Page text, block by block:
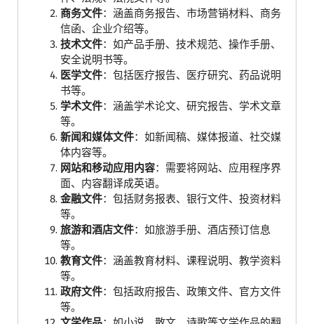
商务文件：涵盖商务报告、市场营销材料、商务
信函、企业介绍等。
技术文件：如产品手册、技术规范、操作手册、
安全说明书等。
医学文件：包括医疗报告、医疗研究、药品说明
书等。
学术文件：涵盖学术论文、研究报告、学术文章
等。
新闻和媒体文件：如新闻稿、媒体报道、社交媒
体内容等。
网站和移动应用内容：需要将网站、应用程序界
面、内容翻译成英语。
金融文件：包括财务报表、银行文件、投资材料
等。
旅游和酒店文件：如旅游手册、酒店预订信息
等。
教育文件：涵盖教育材料、课程说明、教学资料
等。
政府文件：包括政府报告、政策文件、官方文件
等。